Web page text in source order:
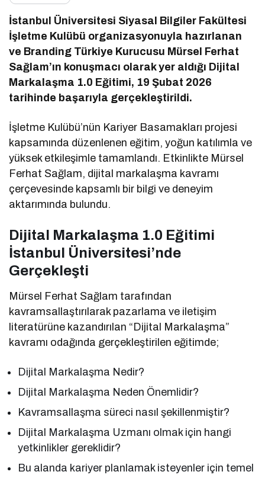
İstanbul Üniversitesi Siyasal Bilgiler Fakültesi
İşletme Kulübü organizasyonuyla hazırlanan
ve Branding Türkiye Kurucusu Mürsel Ferhat
Sağlam’ın konuşmacı olarak yer aldığı Dijital
Markalaşma 1.0 Eğitimi, 19 Şubat 2026
tarihinde başarıyla gerçekleştirildi.
İşletme Kulübü’nün Kariyer Basamakları projesi
kapsamında düzenlenen eğitim, yoğun katılımla ve
yüksek etkileşimle tamamlandı. Etkinlikte Mürsel
Ferhat Sağlam, dijital markalaşma kavramı
çerçevesinde kapsamlı bir bilgi ve deneyim
aktarımında bulundu.
Dijital Markalaşma 1.0 Eğitimi
İstanbul Üniversitesi’nde
Gerçekleşti
Mürsel Ferhat Sağlam tarafından
kavramsallaştırılarak pazarlama ve iletişim
literatürüne kazandırılan “Dijital Markalaşma”
kavramı odağında gerçekleştirilen eğitimde;
Dijital Markalaşma Nedir?
Dijital Markalaşma Neden Önemlidir?
Kavramsallaşma süreci nasıl şekillenmiştir?
Dijital Markalaşma Uzmanı olmak için hangi
yetkinlikler gereklidir?
Bu alanda kariyer planlamak isteyenler için temel